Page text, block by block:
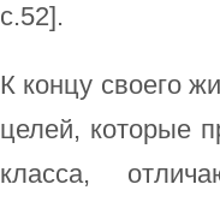
c.52].
К концу своего
целей, которые
класса,